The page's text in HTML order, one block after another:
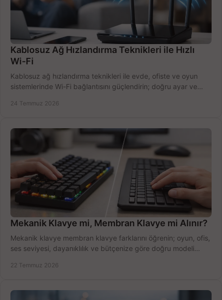
Kablosuz Ağ Hızlandırma Teknikleri ile Hızlı
Wi-Fi
Kablosuz ağ hızlandırma teknikleri ile evde, ofiste ve oyun
sistemlerinde Wi-Fi bağlantısını güçlendirin; doğru ayar ve
24 Temmuz 2026
Mekanik Klavye mi, Membran Klavye mi Alınır?
Mekanik klavye membran klavye farklarını öğrenin; oyun, ofis,
ses seviyesi, dayanıklılık ve bütçenize göre doğru modeli
22 Temmuz 2026